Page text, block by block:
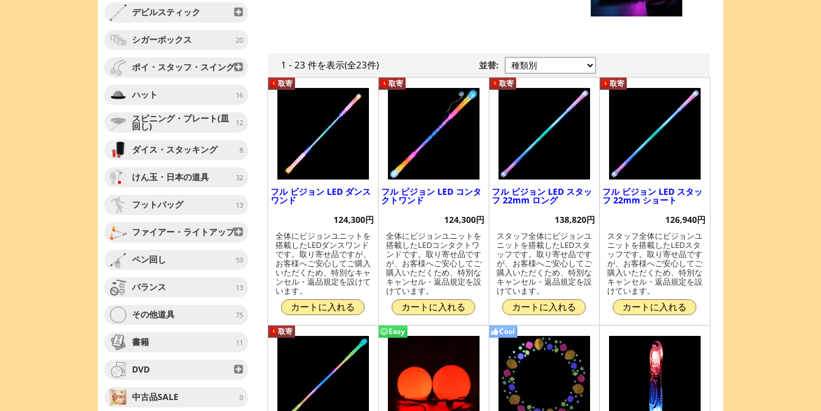
デビルスティック
シガーボックス 20
ポイ・スタッフ・スイング
ハット 16
スピニング・プレート(皿
回し) 12
ダイス・スタッキング 8
けん玉・日本の道具 32
フットバッグ 13
ファイアー・ライトアップ
ペン回し 59
バランス 13
その他道具 75
書籍 11
DVD
中古品SALE 0
1 - 23 件を表示(全23件) 並替:
取寄
フル ビジョン LED ダンス
ワンド
124,300円
全体にビジョンユニットを
搭載したLEDダンスワンド
です。取り寄せ品ですが、
お客様へご安心してご購入
いただくため、特別なキャ
ンセル・返品規定を設けて
います。
カートに入れる
取寄
フル ビジョン LED コンタ
クトワンド
124,300円
全体にビジョンユニットを
搭載したLEDコンタクトワ
ンドです。取り寄せ品です
が、お客様へご安心してご
購入いただくため、特別な
キャンセル・返品規定を設
けています。
カートに入れる
取寄
フル ビジョン LED スタッ
フ 22mm ロング
138,820円
スタッフ全体にビジョンユ
ニットを搭載したLEDスタ
ッフです。取り寄せ品です
が、お客様へご安心してご
購入いただくため、特別な
キャンセル・返品規定を設
けています。
カートに入れる
取寄
フル ビジョン LED スタッ
フ 22mm ショート
126,940円
スタッフ全体にビジョンユ
ニットを搭載したLEDスタ
ッフです。取り寄せ品です
が、お客様へご安心してご
購入いただくため、特別な
キャンセル・返品規定を設
けています。
カートに入れる
取寄 Easy Cool